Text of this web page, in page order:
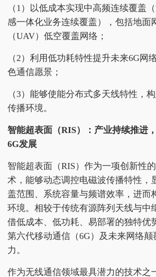
（1）以低成本实现中高频连续覆盖
感一体化业务连续覆盖），包括地面
（UAV）低空覆盖网络；
（2）利用低功耗特性提升未来6G网
色通信愿景；
（3）能够使能分布式多天线特性，
传播环境。
智能超表面（RIS）：产业持续推进
6G发展
智能超表面（RIS）作为一项创新性
术，能够动态调控电磁波传播特性，
盖范围、系统容量与频谱效率，进而
环境。相较于传统有源阵列天线与中
借低成本、低功耗、易部署的独特优
第六代移动通信（6G）及未来网络
力。
作为无线通信领域最具潜力的技术之